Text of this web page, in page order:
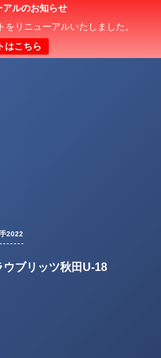
ルのお知らせ
リニューアルいたしました。
はこちら
2022
ブリッツ秋田U-18